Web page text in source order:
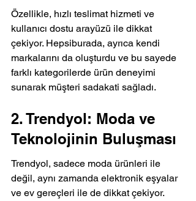
Özellikle, hızlı teslimat hizmeti ve
kullanıcı dostu arayüzü ile dikkat
çekiyor. Hepsiburada, ayrıca kendi
markalarını da oluşturdu ve bu sayede
farklı kategorilerde ürün deneyimi
sunarak müşteri sadakati sağladı.
2. Trendyol: Moda ve
Teknolojinin Buluşması
Trendyol, sadece moda ürünleri ile
değil, aynı zamanda elektronik eşyalar
ve ev gereçleri ile de dikkat çekiyor.